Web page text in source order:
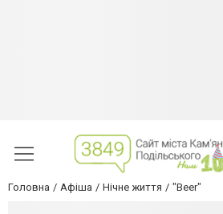
Головна Афіша Нічне життя "Beer"